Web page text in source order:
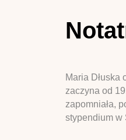
Maria
zaczyna od
zapomniała,
stypendium w